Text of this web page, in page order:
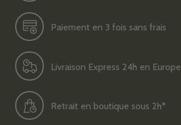
Paiement en 3 fois sans frais
Livraison Express 24h en Europe
Retrait en boutique sous 2h*